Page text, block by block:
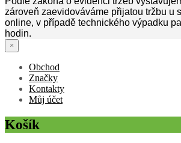
zároveň zaevidováváme přijatou tržbu u
online, v případě technického výpadku
hodin.
×
Obchod
Značky
Kontakty
Můj účet
Košík